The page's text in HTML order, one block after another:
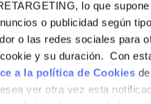
lo que
o publicidad según
o las redes sociales para
y su duración. Con
a la política de Cookies
ver otra vez esta
Vols conèixer totes
Subscriu-te a la
Newsletter